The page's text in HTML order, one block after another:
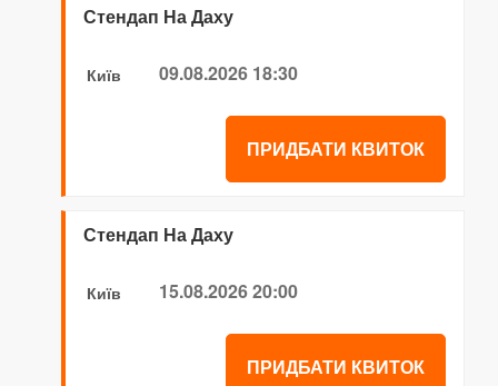
Стендап На Даху
Київ 09.08.2026 18:30
ПРИДБАТИ КВИТОК
Стендап На Даху
Київ 15.08.2026 20:00
ПРИДБАТИ КВИТОК